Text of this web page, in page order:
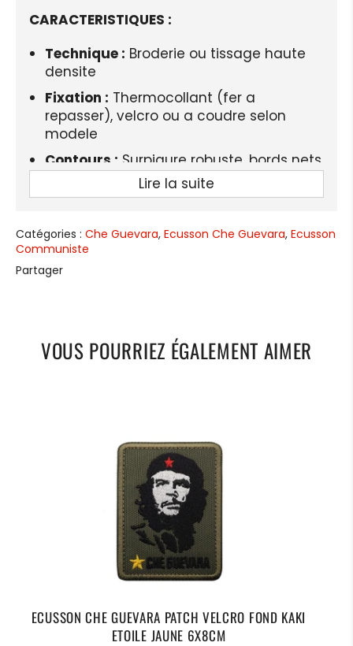
CARACTERISTIQUES :
Technique : Broderie ou tissage haute
densite
Fixation : Thermocollant (fer a
repasser), velcro ou a coudre selon
modele
Contours : Surpiqure robuste, bords nets
Usage :Veste, sac, gilet, uniforme,
LIVRAISON STANDARD OFFERTE
Lire la suite
Catégories : Che Guevara, Ecusson Che Guevara, Ecusson
Communiste
Partager
VOUS POURRIEZ ÉGALEMENT AIMER
ECUSSON CHE GUEVARA PATCH VELCRO FOND KAKI
ETOILE JAUNE 6X8CM